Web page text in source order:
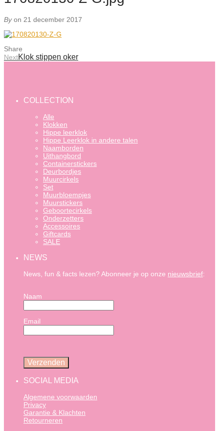
Byon 21 december 2017
Share
NextKlok stippen oker
COLLECTION
Alle
Klokken
Hippe leerklok
Hippe Leerklok in andere talen
Naamborden
Uithangbord
Containerstickers
Deurbordjes
Muurcirkels
Set
Muurbloempjes
Muurstickers
Geboortecirkels
Onderzetters
Accessoires
Giftcards
SALE
NEWS
News, fun & facts lezen? Abonneer je op onze nieuwsbrief:
Naam
Email
SOCIAL MEDIA
Algemene voorwaarden
Privacy
Garantie & Klachten
Retourneren